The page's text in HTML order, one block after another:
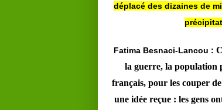
déplacé des dizaines de
Fatima Besnaci-Lancou :
la guerre, la population
français, pour les couper
une idée reçue : les gens